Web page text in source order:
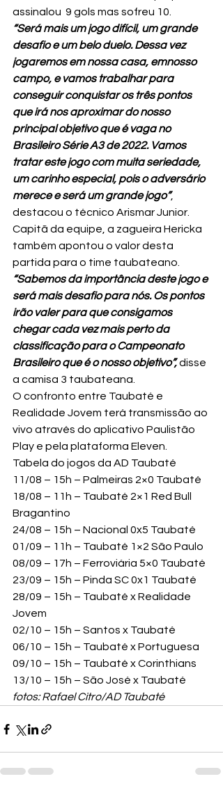
assinalou  9 gols mas sofreu 10.
“Será mais um jogo difícil, um grande
desafio e um belo duelo. Dessa vez
jogaremos em nossa casa, emnosso
campo, e vamos trabalhar para
conseguir conquistar os três pontos
que irá nos aproximar do nosso
principal objetivo que é vaga no
Brasileiro Série A3 de 2022. Vamos
tratar este jogo com muita seriedade,
um carinho especial, pois o adversário
merece e será um grande jogo”,
destacou o técnico Arismar Junior.
Capitã da equipe, a zagueira Hericka
também apontou o valor desta
partida para o time taubateano.
“Sabemos da importância deste jogo e
será mais desafio para nós. Os pontos
irão valer para que consigamos
chegar cada vez mais perto da
classificação para o Campeonato
Brasileiro que é o nosso objetivo”, disse
a camisa 3 taubateana.
O confronto entre Taubaté e
Realidade Jovem terá transmissão ao
vivo através do aplicativo Paulistão
Play e pela plataforma Eleven.
Tabela do jogos da AD Taubaté
11/08 – 15h – Palmeiras 2×0 Taubaté
18/08 – 11h – Taubaté 2×1 Red Bull
Bragantino
24/08 – 15h – Nacional 0x5 Taubaté
01/09 – 11h – Taubaté 1×2 São Paulo
08/09 – 17h – Ferroviária 5×0 Taubaté
23/09 – 15h – Pinda SC 0x1 Taubaté
28/09 – 15h – Taubaté x Realidade
Jovem
02/10 – 15h – Santos x Taubaté
06/10 – 15h – Taubaté x Portuguesa
09/10 – 15h – Taubaté x Corinthians
13/10 – 15h – São José x Taubaté
fotos: Rafael Citro/AD Taubaté